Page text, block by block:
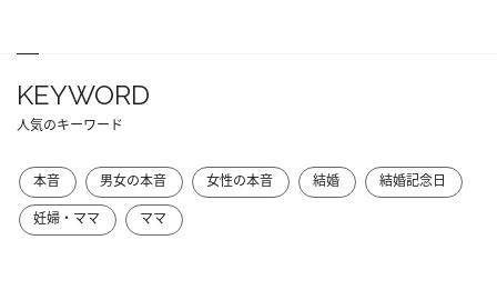
KEYWORD
人気のキーワード
本音 男女の本音 女性の本音 結婚
結婚記念日
妊婦・ママ
ママ